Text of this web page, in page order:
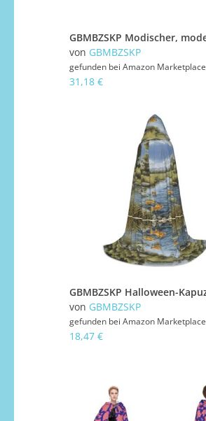
von GBMBZSKP
gefunden bei Amazon Marketplace
31,18 €
von GBMBZSKP
gefunden bei Amazon Marketplace
18,47 €